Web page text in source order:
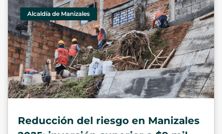
Alcaldía de Manizales
Reducción del riesgo en Manizales